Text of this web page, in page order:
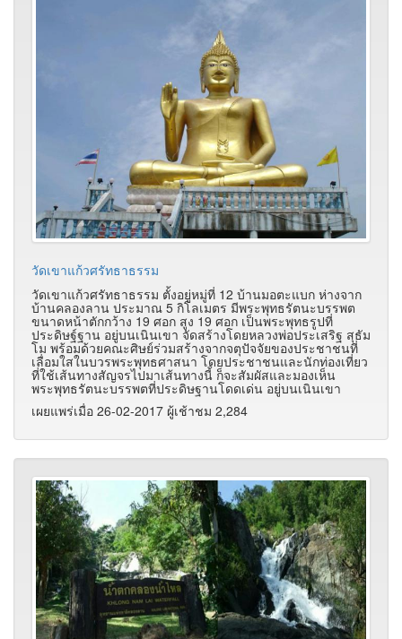
วัดเขาแก้วศรัทธาธรรม
วัดเขาแก้วศรัทธาธรรม ตั้งอยู่หมู่ที่ 12 บ้านมอตะแบก ห่างจาก
บ้านคลองลาน ประมาณ 5 กิโลเมตร มีพระพุทธรัตนะบรรพต
ขนาดหน้าตักกว้าง 19 ศอก สูง 19 ศอก เป็นพระพุทธรูปที่
ประดิษฐ์ฐาน อยู่บนเนินเขา จัดสร้างโดยหลวงพ่อประเสริฐ สุธัม
โม พร้อมด้วยคณะศิษย์ร่วมสร้างจากจตุปัจจัยของประชาชนที่
เลื่อมใสในบวรพระพุทธศาสนา โดยประชาชนและนักท่องเที่ยว
ที่ใช้เส้นทางสัญจรไปมาเส้นทางนี้ ก็จะสัมผัสและมองเห็น
พระพุทธรัตนะบรรพตที่ประดิษฐานโดดเด่น อยู่บนเนินเขา
เผยแพร่เมื่อ 26-02-2017 ผู้เช้าชม 2,284